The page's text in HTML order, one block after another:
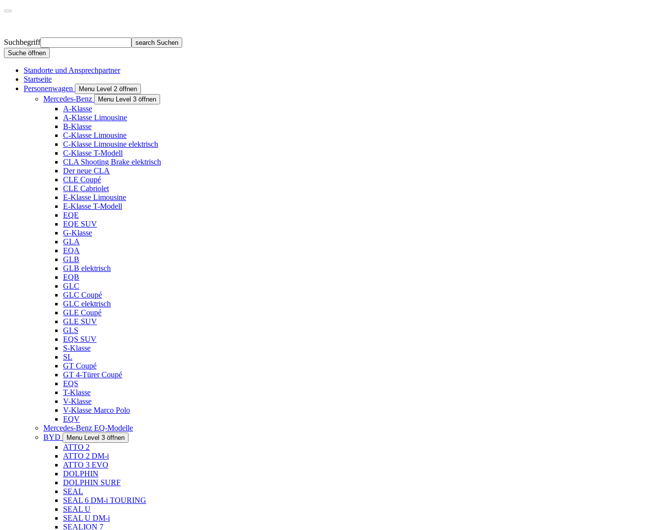
Suchbegriff search Suchen
Suche öffnen
Standorte und Ansprechpartner
Startseite
Personenwagen
Menu Level 2 öffnen
Mercedes-Benz Menu Level 3 öffnen
A-Klasse
A-Klasse Limousine
B-Klasse
C-Klasse Limousine
C-Klasse Limousine elektrisch
C-Klasse T-Modell
CLA Shooting Brake elektrisch
Der neue CLA
CLE Coupé
CLE Cabriolet
E-Klasse Limousine
E-Klasse T-Modell
EQE
EQE SUV
G-Klasse
GLA
EQA
GLB
GLB elektrisch
EQB
GLC
GLC Coupé
GLC elektrisch
GLE Coupé
GLE SUV
GLS
EQS SUV
S-Klasse
SL
GT Coupé
GT 4-Türer Coupé
EQS
T-Klasse
V-Klasse
V-Klasse Marco Polo
EQV
Mercedes-Benz EQ-Modelle
BYD
Menu Level 3 öffnen
ATTO 2
ATTO 2 DM-i
ATTO 3 EVO
DOLPHIN
DOLPHIN SURF
SEAL
SEAL 6 DM-i TOURING
SEAL U
SEAL U DM-i
SEALION 7